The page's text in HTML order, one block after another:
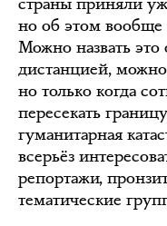
но об этом вообще
Можно назвать это
дистанцией,
но только когда
пересекать
гуманитарная
всерьёз
репортажи,
тематические